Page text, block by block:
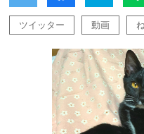
ツイッター 動画